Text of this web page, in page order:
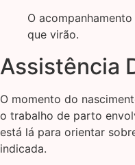
O
que virão.
Assistência
O momento do
o trabalho de parto
está lá para orientar
indicada.